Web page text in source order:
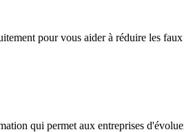
pour vous aider à réduire les
qui permet aux entreprises